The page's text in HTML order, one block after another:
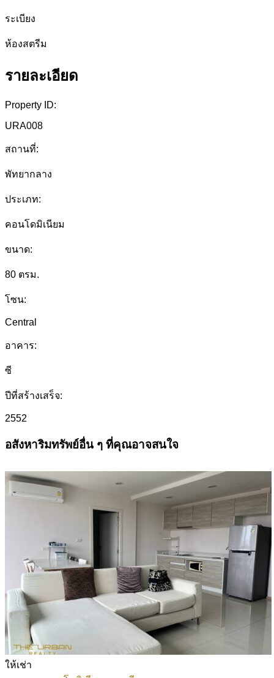
ระเบียง
ห้องสตรีม
รายละเอียด
Property ID:
URA008
สถานที่:
พัทยากลาง
ประเภท:
คอนโดมิเนียม
ขนาด:
80 ตรม.
โซน:
Central
อาคาร:
ซี
ปีที่สร้างเสร็จ:
2552
อสังหาริมทรัพย์อื่น ๆ ที่คุณอาจสนใจ
ให้เช่า